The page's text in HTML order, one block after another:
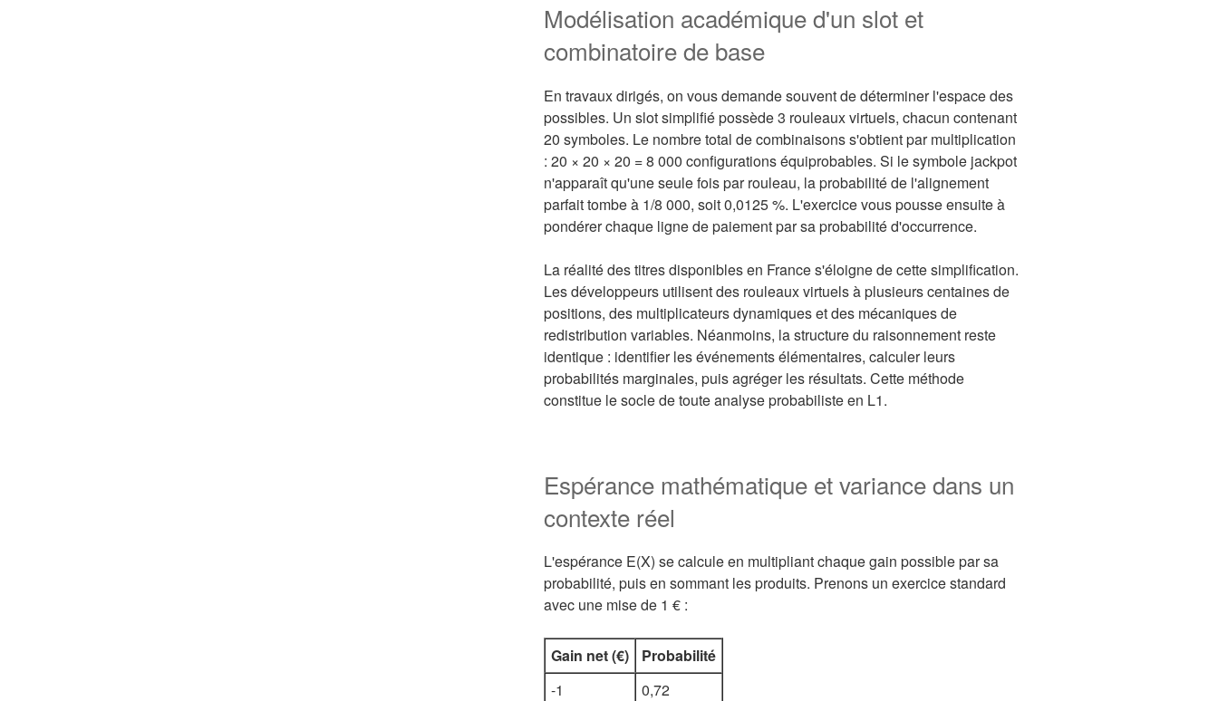
Modélisation académique d'un slot et
combinatoire de base
En travaux dirigés, on vous demande souvent de déterminer l'espace des
possibles. Un slot simplifié possède 3 rouleaux virtuels, chacun contenant
20 symboles. Le nombre total de combinaisons s'obtient par multiplication
: 20 × 20 × 20 = 8 000 configurations équiprobables. Si le symbole jackpot
n'apparaît qu'une seule fois par rouleau, la probabilité de l'alignement
parfait tombe à 1/8 000, soit 0,0125 %. L'exercice vous pousse ensuite à
pondérer chaque ligne de paiement par sa probabilité d'occurrence.
La réalité des titres disponibles en France s'éloigne de cette simplification.
Les développeurs utilisent des rouleaux virtuels à plusieurs centaines de
positions, des multiplicateurs dynamiques et des mécaniques de
redistribution variables. Néanmoins, la structure du raisonnement reste
identique : identifier les événements élémentaires, calculer leurs
probabilités marginales, puis agréger les résultats. Cette méthode
constitue le socle de toute analyse probabiliste en L1.
Espérance mathématique et variance dans un
contexte réel
L'espérance E(X) se calcule en multipliant chaque gain possible par sa
probabilité, puis en sommant les produits. Prenons un exercice standard
avec une mise de 1 € :
Gain net (€)
Probabilité
-1
0,72